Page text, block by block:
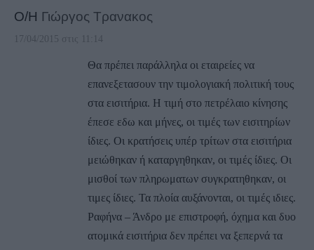
Ο/Η Γιώργος Τρανακος
17/04/2015 στις 11:14
Θα πρέπει παράλληλα οι εταιρείες να
επανεξετασουν την τιμολογιακή πολιτική τους
στα εισιτήρια. Η τιμή στο πετρέλαιο κίνησης
έπεσε εδω και μήνες, οι τιμές των εισιτηρίων
ίδιες. Οι κρατήσεις υπέρ τρίτων στα εισιτήρια
μειώθηκαν ή καταργηθηκαν, οι τιμές ίδιες. Οι
μισθοί των πληρωματων συγκρατηθηκαν, οι
τιμες ίδιες. Τα πλοία αυξάνονται, οι τιμές ιδιες.
Ραφήνα – Άνδρο με επιστροφή, όχημα και δυο
ατομικά εισιτήρια δεν πρέπει να ξεπερνά τα